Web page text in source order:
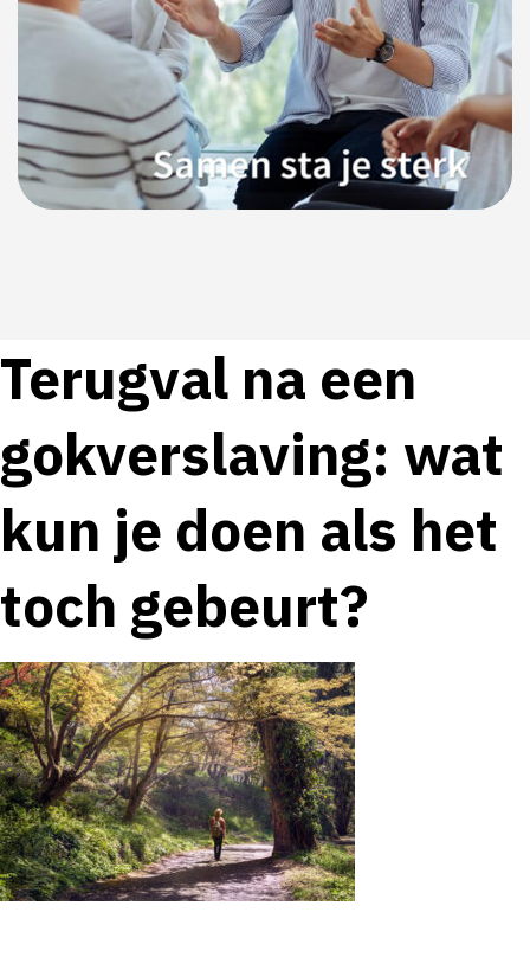
Terugval na een
gokverslaving: wat
kun je doen als het
toch gebeurt?